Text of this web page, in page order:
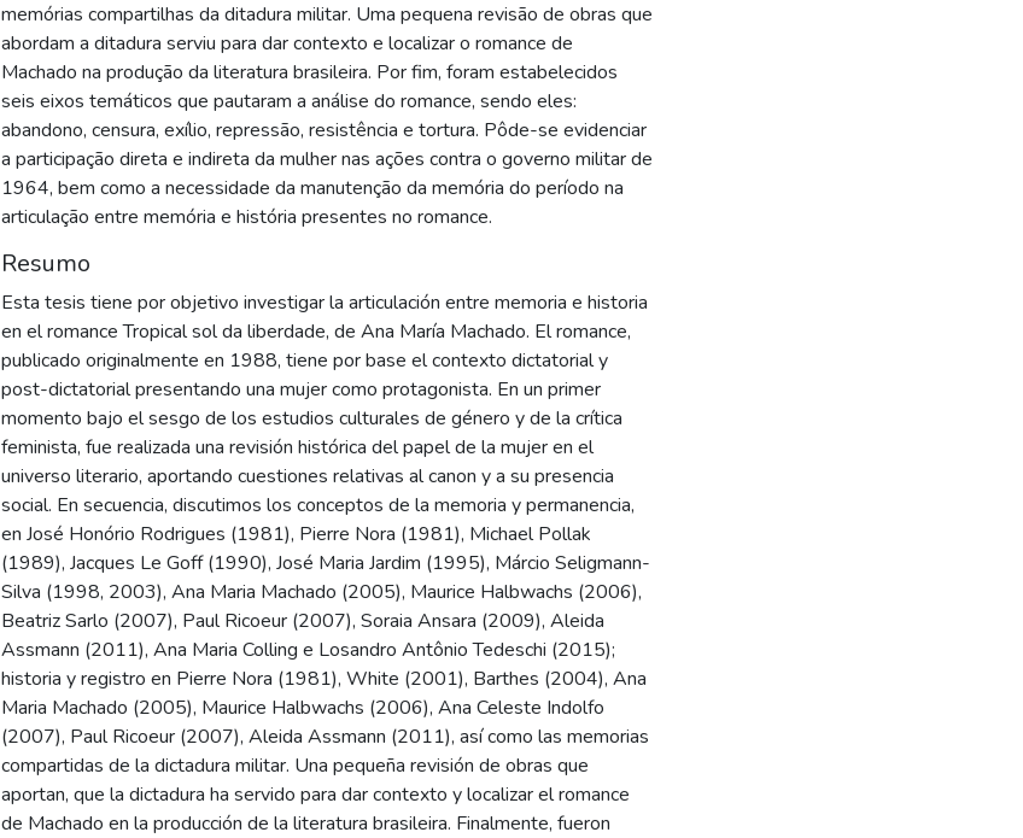
memórias compartilhas da ditadura militar. Uma pequena revisão de obras que
abordam a ditadura serviu para dar contexto e localizar o romance de
Machado na produção da literatura brasileira. Por fim, foram estabelecidos
seis eixos temáticos que pautaram a análise do romance, sendo eles:
abandono, censura, exílio, repressão, resistência e tortura. Pôde-se evidenciar
a participação direta e indireta da mulher nas ações contra o governo militar de
1964, bem como a necessidade da manutenção da memória do período na
articulação entre memória e história presentes no romance.
Resumo
Esta tesis tiene por objetivo investigar la articulación entre memoria e historia
en el romance Tropical sol da liberdade, de Ana María Machado. El romance,
publicado originalmente en 1988, tiene por base el contexto dictatorial y
post-dictatorial presentando una mujer como protagonista. En un primer
momento bajo el sesgo de los estudios culturales de género y de la crítica
feminista, fue realizada una revisión histórica del papel de la mujer en el
universo literario, aportando cuestiones relativas al canon y a su presencia
social. En secuencia, discutimos los conceptos de la memoria y permanencia,
en José Honório Rodrigues (1981), Pierre Nora (1981), Michael Pollak
(1989), Jacques Le Goff (1990), José Maria Jardim (1995), Márcio Seligmann-
Silva (1998, 2003), Ana Maria Machado (2005), Maurice Halbwachs (2006),
Beatriz Sarlo (2007), Paul Ricoeur (2007), Soraia Ansara (2009), Aleida
Assmann (2011), Ana Maria Colling e Losandro Antônio Tedeschi (2015);
historia y registro en Pierre Nora (1981), White (2001), Barthes (2004), Ana
Maria Machado (2005), Maurice Halbwachs (2006), Ana Celeste Indolfo
(2007), Paul Ricoeur (2007), Aleida Assmann (2011), así como las memorias
compartidas de la dictadura militar. Una pequeña revisión de obras que
aportan, que la dictadura ha servido para dar contexto y localizar el romance
de Machado en la producción de la literatura brasileira. Finalmente, fueron